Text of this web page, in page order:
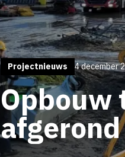
Projectnieuws 4 december
Opbouw
afgerond